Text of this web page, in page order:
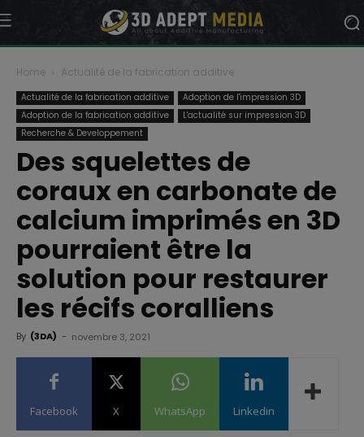
Home Actualité de la fabrication additive
Actualité de la fabrication additive
Adoption de l'impression 3D
Adoption de la fabrication additive
L'actualité sur impression 3D
Recherche & Developpement
Des squelettes de
coraux en carbonate de
calcium imprimés en 3D
pourraient être la
solution pour restaurer
les récifs coralliens
By (3DA) - novembre 3, 2021
Facebook X WhatsApp Linkedin